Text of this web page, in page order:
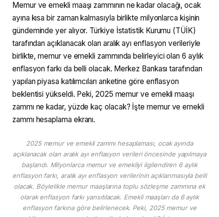
Memur ve emekli maaşı zammının ne kadar olacağı, ocak
ayına kısa bir zaman kalmasıyla birlikte milyonlarca kişinin
gündeminde yer alıyor. Türkiye İstatistik Kurumu (TÜİK)
tarafından açıklanacak olan aralık ayı enflasyon verileriyle
birlikte, memur ve emekli zammında belirleyici olan 6 aylık
enflasyon farkı da belli olacak. Merkez Bankası tarafından
yapılan piyasa katılımcıları anketine göre enflasyon
beklentisi yükseldi. Peki, 2025 memur ve emekli maaşı
zammı ne kadar, yüzde kaç olacak? İşte memur ve emekli
zammı hesaplama ekranı.
2025 memur ve emekli zammı hesaplaması, ocak ayında
açıklanacak olan aralık ayı enflasyon verileri öncesinde yapılmaya
başlandı. Milyonlarca memur ve emekliyi ilgilendiren 6 aylık
enflasyon farkı, aralık ayı enflasyon verilerinin açıklanmasıyla belli
olacak. Böylelikle memur maaşlarına toplu sözleşme zammına ek
olarak enflasyon farkı yansıtılacak. Emekli maaşları da 6 aylık
enflasyon farkına göre belirlenecek. Peki, 2025 memur ve